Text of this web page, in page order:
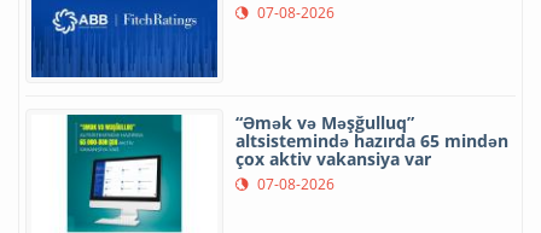
07-08-2026
“Əmək və Məşğulluq”
altsistemində hazırda 65 mindən
çox aktiv vakansiya var
07-08-2026